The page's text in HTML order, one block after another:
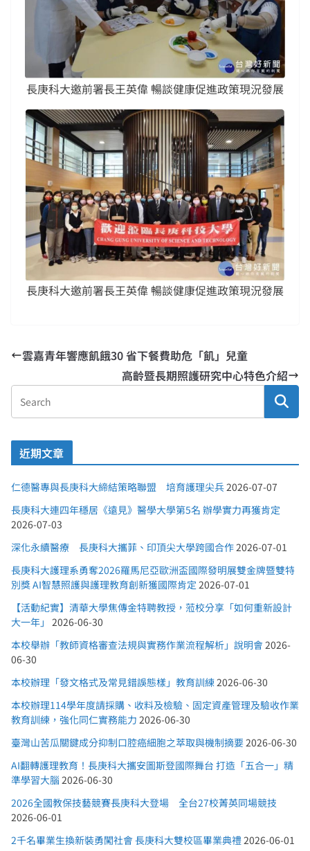
長庚科大邀前署長王英偉 暢談健康促進政策現況發展
長庚科大邀前署長王英偉 暢談健康促進政策現況發展
雲嘉青年響應飢餓30 省下餐費助危「飢」兒童
高齡暨長期照護研究中心特色介紹
近期文章
仁德醫專與長庚科大締結策略聯盟 培育護理尖兵 2026-07-07
長庚科大連四年穩居《遠見》醫學大學第5名 辦學實力再獲肯定
2026-07-03
深化永續醫療 長庚科大攜菲、印頂尖大學跨國合作 2026-07-01
長庚科大護理系勇奪2026羅馬尼亞歐洲盃國際發明展雙金牌暨雙特
別獎 AI智慧照護與護理教育創新獲國際肯定 2026-07-01
【活動紀實】清華大學焦傳金特聘教授，蒞校分享「如何重新設計
大一年」
2026-06-30
本校舉辦「教師資格審查法規與實務作業流程解析」說明會 2026-
06-30
本校辦理「發文格式及常見錯誤態樣」教育訓練 2026-06-30
本校辦理114學年度請採購、收料及檢驗、固定資產管理及驗收作業
教育訓練，強化同仁實務能力 2026-06-30
臺灣山苦瓜關鍵成分抑制口腔癌細胞之萃取與機制摘要 2026-06-30
AI翻轉護理教育！長庚科大攜安圖斯登國際舞台 打造「五合一」精
準學習大腦 2026-06-30
2026全國教保技藝競賽長庚科大登場 全台27校菁英同場競技
2026-06-01
2千名畢業生換新裝勇闖社會 長庚科大雙校區畢業典禮 2026-06-01